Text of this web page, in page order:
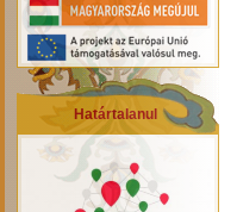
Határtalanul